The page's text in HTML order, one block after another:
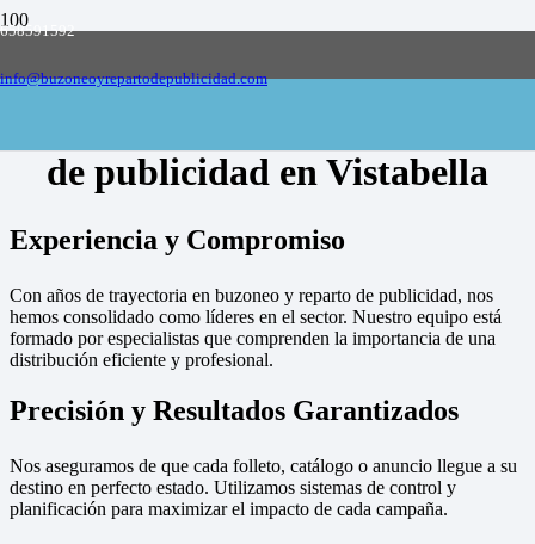
658591592
info@buzoneoyrepartodepublicidad.com
Empresa de buzoneo y reparto de publicidad
de publicidad en Vistabella
Experiencia y Compromiso
Con años de trayectoria en buzoneo y reparto de publicidad, nos
hemos consolidado como líderes en el sector. Nuestro equipo está
formado por especialistas que comprenden la importancia de una
distribución eficiente y profesional.
Precisión y Resultados Garantizados
Nos aseguramos de que cada folleto, catálogo o anuncio llegue a su
destino en perfecto estado. Utilizamos sistemas de control y
planificación para maximizar el impacto de cada campaña.